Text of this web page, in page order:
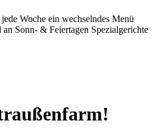
Woche ein wechselndes Menü
Sonn- & Feiertagen Spezialgerichte